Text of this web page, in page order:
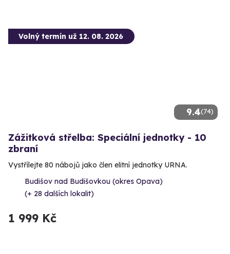
9.4(74)
Volný termín už 12. 08. 2026
Zážitková střelba: Speciální jednotky - 10
zbraní
Vystřílejte 80 nábojů jako člen elitní jednotky URNA.
Budišov nad Budišovkou (okres Opava)
(+ 28 dalších lokalit)
1 999 Kč